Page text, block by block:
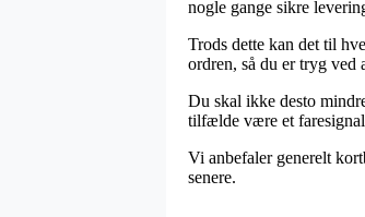
nogle gange sikre
Trods dette kan det til
ordren, så du er tryg ved
Du skal ikke desto
tilfælde være et
Vi anbefaler generelt
senere.